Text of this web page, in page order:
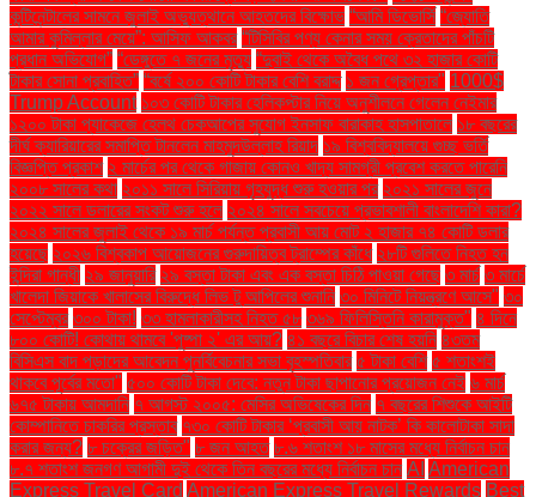
কন্টিনেন্টালের সামনে জুলাই অভ্যুত্থানে আহতদের বিক্ষোভ “আমি ডিভোর্সি “জ্যোতি
আমার কুমিল্লার মেয়ে”: আসিফ আকবর “টিসিবির পণ্য কেনার সময় ক্রেতাদের পাঁচটি
প্রধান অভিযোগ” “ডেঙ্গুতে ৭ জনের মৃত্যু “দুবাই থেকে অবৈধ পথে ৩২ হাজার কোটি
টাকার সোনা প্রবাহিত” “বর্ষে ২০০ কোটি টাকার বেশি বরাদ্দ ১ জন গ্রেপ্তার" 1000$
Trump Account ১০৩ কোটি টাকার হেলিকপ্টার নিয়ে অনুশীলনে গেলেন নেইমার
১২০০ টাকা প্যাকেজে হেলথ চেকআপের সুযোগ ইনসাফ বারাকাহ হাসপাতালে ১৮ বছরের
দীর্ঘ ক্যারিয়ারের সমাপ্তি টানলেন মাহমুদউল্লাহ রিয়াদ ১৯ বিশ্ববিদ্যালয়ে গুচ্ছ ভর্তি
বিজ্ঞপ্তি প্রকাশ ২ মার্চের পর থেকে গাজায় কোনও খাদ্য সামগ্রী প্রবেশ করতে পারেনি
২০০৮ সালের কথা ২০১১ সালে সিরিয়ায় গৃহযুদ্ধ শুরু হওয়ার পর ২০২১ সালের জুনে
২০২২ সালে ডলারের সংকট শুরু হলে ২০২৪ সালে সবচেয়ে প্রভাবশালী বাংলাদেশি কারা?
২০২৪ সালের জুলাই থেকে ১৯ মার্চ পর্যন্ত প্রবাসী আয় মোট ২ হাজার ৭৪ কোটি ডলার
হয়েছে ২০২৬ বিশ্বকাপ আয়োজনের গুরুদায়িত্ব ট্রাম্পের কাঁধে ২৮টি গুলিতে নিহত হন
ইন্দিরা গান্ধী ২৯ জানুয়ারি ২৯ বস্তা টাকা এবং এক বস্তা চিঠি পাওয়া গেছে ৩ মার্চ ৩ মার্চে
খালেদা জিয়াকে খালাসের বিরুদ্ধে লিভ টু আপিলের শুনানি ৩০ মিনিটে নিয়ন্ত্রণে আসে" ৩০
সেপ্টেম্বর ৩০০ টাকা! ৩৩ হামলাকারীসহ নিহত ৫৮ ৩৬৯ ফিলিস্তিনি কারামুক্ত" ৪ দিনে
৮০০ কোটি! কোথায় থামবে 'পুষ্পা ২' এর আয়? ৪১ বছরে বিচার শেষ হয়নি ৪৩তম
বিসিএস বাদ পড়াদের আবেদন পুনর্বিবেচনার সভা বৃহস্পতিবার ৫ টাকা বেশি ৫ শতাংশই
থাকবে পূর্বের মতো" ৫০০ কোটি টাকা দেবে: নতুন টাকা ছাপানোর প্রয়োজন নেই ৬ মার্চ
৬৭৫ টাকায় আমদানি ৭ আগস্ট ২০০৫: মেসির অভিষেকের দিন ৭ বছরের শিশুকে আইটি
কোম্পানিতে চাকরির প্রস্তাব ৭৩০ কোটি টাকার ‘প্রবাসী আয় নাটক’ কি কালোটাকা সাদা
করার জন্য? ৮ চক্রের জড়িত" ৮ জন আহত ৮.৬ শতাংশ ১৮ মাসের মধ্যে নির্বাচন চান
৮.৭ শতাংশ জনগণ আগামী দুই থেকে তিন বছরের মধ্যে নির্বাচন চান AI American
Express Travel Card American Express Travel Rewards Best